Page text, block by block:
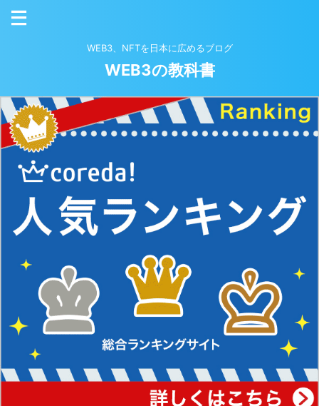
WEB3、NFTを日本に広めるブログ
WEB3の教科書